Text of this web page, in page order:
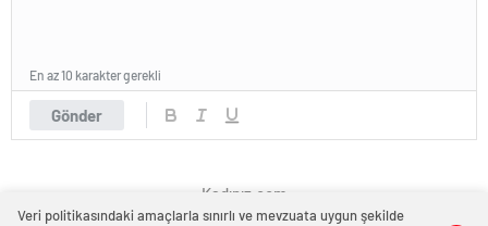
Gönder
En az 10 karakter gerekli
Kadınız.com
Veri politikasındaki amaçlarla sınırlı ve mevzuata uygun şekilde